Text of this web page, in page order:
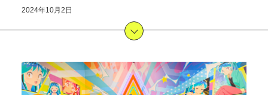
CONTACT
2024年10月2日